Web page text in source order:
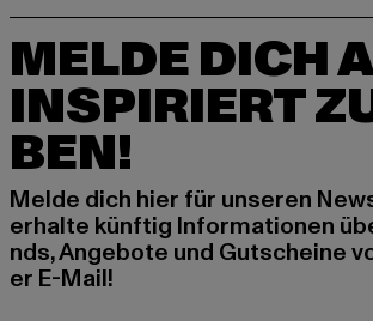
MELDE DICH
INSPIRIERT
BEN!
Melde dich hier für unseren
erhalte künftig Informationen
nds, Angebote und Gutscheine
er E-Mail!